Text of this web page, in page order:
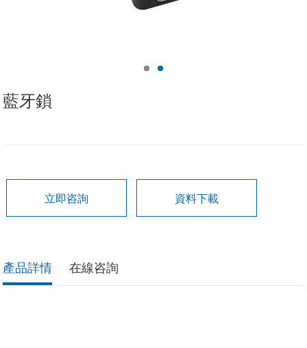
藍牙鎖
立即咨詢 資料下載
產品詳情 在線咨詢